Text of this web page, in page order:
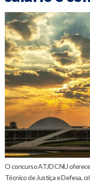
O concurso ATJD CNU
Técnico de Justiça e Defesa,